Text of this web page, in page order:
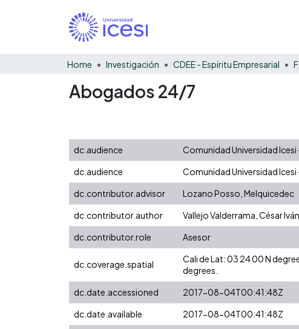
Home Investigación CDEE - Espíritu Empresarial
Abogados 24/7
dc.audience
Comunidad Universidad Icesi
dc.audience
Comunidad Universidad Icesi
dc.contributor.advisor
Lozano Posso, Melquicedec
dc.contributor.author
Vallejo Valderrama, César Iván
dc.contributor.role
Asesor
dc.coverage.spatial
Cali de Lat: 03 24 00 N
degrees.
dc.date.accessioned
2017-08-04T00:41:48Z
dc.date.available
2017-08-04T00:41:48Z